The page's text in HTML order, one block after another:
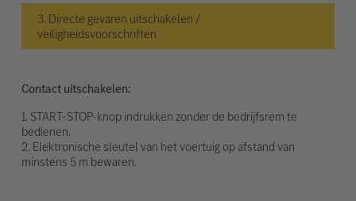
3. Directe gevaren uitschakelen /
veiligheidsvoorschriften
Contact uitschakelen:
1. START-STOP-knop indrukken zonder de bedrijfsrem te
bedienen.
2. Elektronische sleutel van het voertuig op afstand van
minstens 5 m bewaren.